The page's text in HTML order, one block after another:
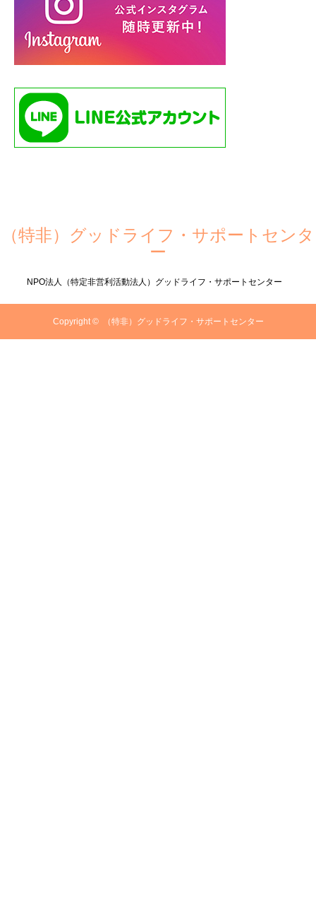
（特非）グッドライフ・サポートセンタ
ー
NPO法人（特定非営利活動法人）グッドライフ・サポートセンター
Copyright © （特非）グッドライフ・サポートセンター